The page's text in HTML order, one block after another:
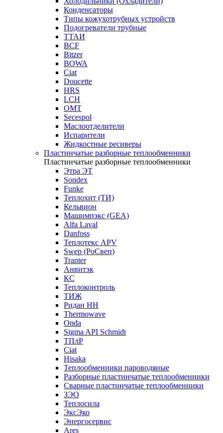
Конденсаторы
Типы кожухотрубных устройств
Подогреватели трубные
ТТАИ
BCF
Bitzer
BOWA
Ciat
Doucette
HRS
LCH
OMT
Secespol
Маслоотделители
Испарители
Жидкостные ресиверы
Пластинчатые разборные теплообменники
Пластинчатые разборные теплообменники
Этра ЭТ
Sondex
Funke
Теплохит (ТИ)
Кельвион
Машимпэкс (GEA)
Alfa Laval
Danfoss
Теплотекс APV
Swep (РоСвеп)
Tranter
Анвитэк
КС
Теплоконтроль
ТИЖ
Ридан НН
Thermowave
Onda
Sigma API Schmidt
ТПлР
Ciat
Hisaka
Теплообменники пароводяные
Разборные пластинчатые теплообменники
Сварные пластинчатые теплообменники
ЗЭО
Теплосила
ЭксЭко
Энергосервис
Ares